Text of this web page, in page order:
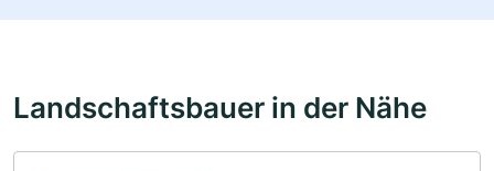
Landschaftsbauer in der Nähe